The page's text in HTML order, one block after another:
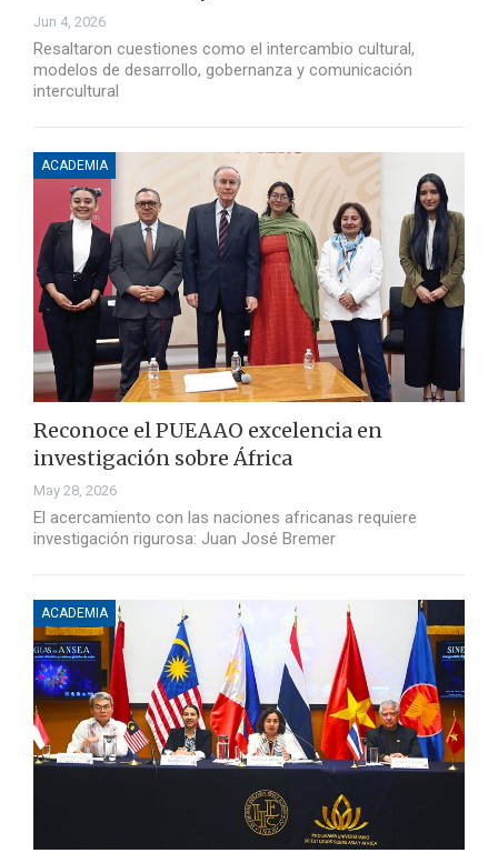
Jun 4, 2026
Resaltaron cuestiones como el intercambio cultural,
modelos de desarrollo, gobernanza y comunicación
intercultural
ACADEMIA
Reconoce el PUEAAO excelencia en
investigación sobre África
May 28, 2026
El acercamiento con las naciones africanas requiere
investigación rigurosa: Juan José Bremer
ACADEMIA